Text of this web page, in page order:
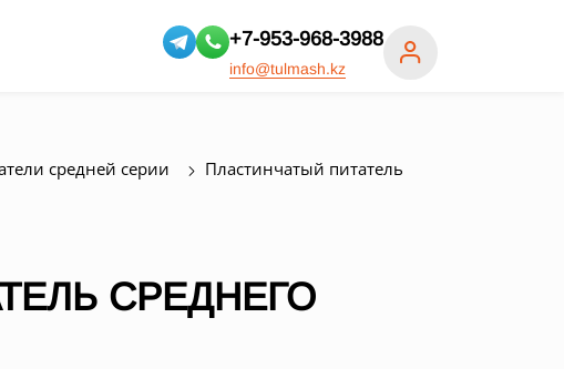
+7-953-968-3988
info@tulmash.kz
средней серии
Пластинчатый питатель
СРЕДНЕГО